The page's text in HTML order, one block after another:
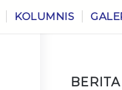
KOLUMNIS